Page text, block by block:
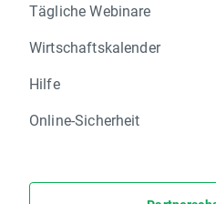
Tägliche Webinare
Wirtschaftskalender
Hilfe
Online-Sicherheit